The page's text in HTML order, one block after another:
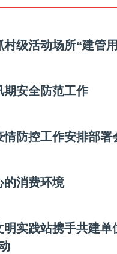
行动
级活动场所“建管
期安全防范工作
防控工作安排部署
的消费环境
实践站携手共建